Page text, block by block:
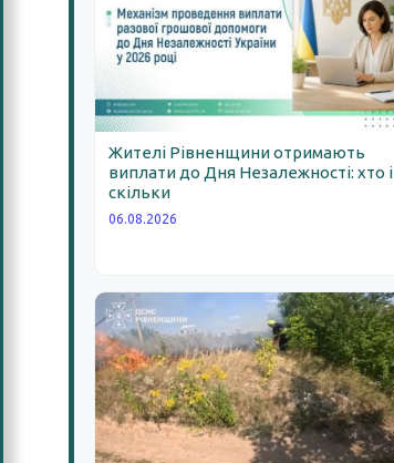
Жителі Рівненщини отримають
виплати до Дня Незалежності: хто і
скільки
06.08.2026